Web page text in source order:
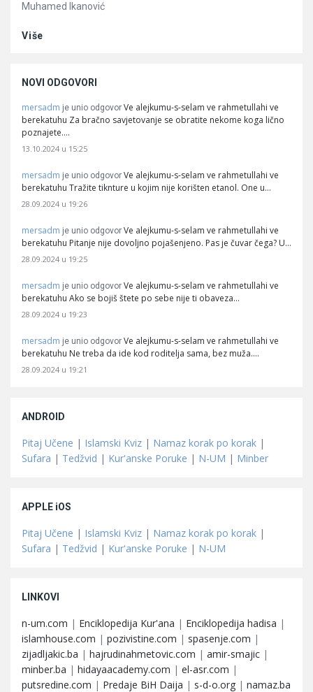
Muhamed Ikanović
Više
NOVI ODGOVORI
mersadm je unio odgovor Ve alejkumu-s-selam ve rahmetullahi ve
berekatuhu Za bračno savjetovanje se obratite nekome koga lično
poznajete.…
13.10.2024 u 15:25
mersadm je unio odgovor Ve alejkumu-s-selam ve rahmetullahi ve
berekatuhu Tražite tiknture u kojim nije korišten etanol. One u…
28.09.2024 u 19:26
mersadm je unio odgovor Ve alejkumu-s-selam ve rahmetullahi ve
berekatuhu Pitanje nije dovoljno pojašenjeno. Pas je čuvar čega? U…
28.09.2024 u 19:25
mersadm je unio odgovor Ve alejkumu-s-selam ve rahmetullahi ve
berekatuhu Ako se bojiš štete po sebe nije ti obaveza…
28.09.2024 u 19:23
mersadm je unio odgovor Ve alejkumu-s-selam ve rahmetullahi ve
berekatuhu Ne treba da ide kod roditelja sama, bez muža.…
28.09.2024 u 19:21
ANDROID
Pitaj Učene | Islamski Kviz | Namaz korak po korak |
Sufara | Tedžvid | Kur'anske Poruke | N-UM | Minber
APPLE iOS
Pitaj Učene | Islamski Kviz | Namaz korak po korak |
Sufara | Tedžvid | Kur'anske Poruke | N-UM
LINKOVI
n-um.com | Enciklopedija Kur'ana | Enciklopedija hadisa |
islamhouse.com | pozivistine.com | spasenje.com |
zijadljakic.ba | hajrudinahmetovic.com | amir-smajic |
minber.ba | hidayaacademy.com | el-asr.com |
putsredine.com | Predaje BiH Daija | s-d-o.org | namaz.ba